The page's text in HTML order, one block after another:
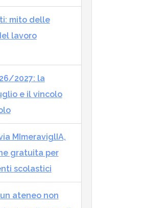
mito delle
lavoro
2027: la
e il vincolo
MImeraviglIA,
gratuita per
scolastici
ateneo non